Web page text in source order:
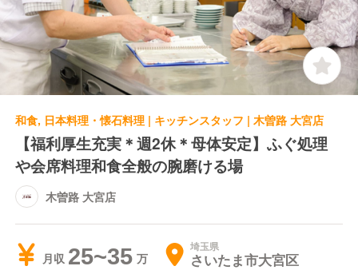
和食, 日本料理・懐石料理 | キッチンスタッフ | 木曽路 大宮店
【福利厚生充実＊週2休＊母体安定】ふぐ処理
や会席料理和食全般の腕磨ける場
木曽路 大宮店
月収 25~35 埼玉県
さいたま市大宮区